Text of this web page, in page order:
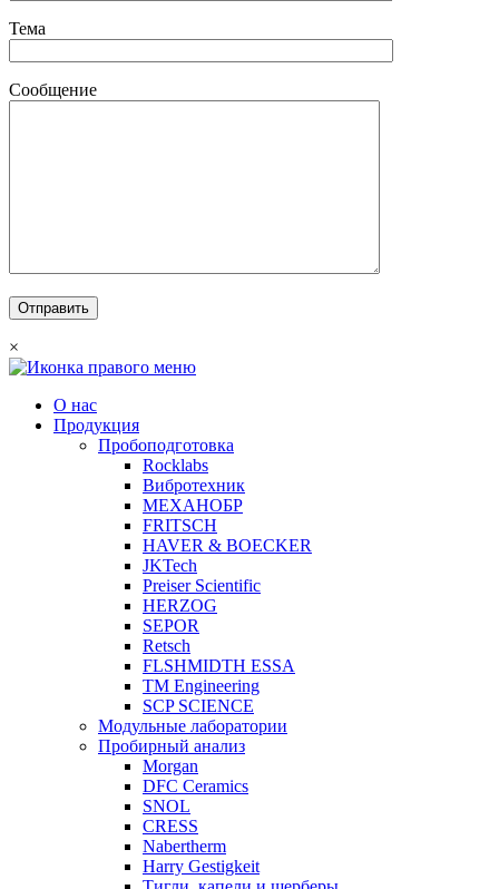
Тема
Сообщение
×
О нас
Продукция
Пробоподготовка
Rocklabs
Вибротехник
МЕХАНОБР
FRITSCH
HAVER & BOECKER
JKTech
Preiser Scientific
HERZOG
SEPOR
Retsch
FLSHMIDTH ESSA
TM Engineering
SCP SCIENCE
Модульные лаборатории
Пробирный анализ
Morgan
DFC Ceramics
SNOL
CRESS
Nabertherm
Harry Gestigkeit